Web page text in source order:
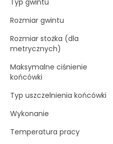
Rozmiar gwintu
Rozmiar stożka (dla
metrycznych)
Maksymalne ciśnienie
końcówki
Typ uszczelnienia końcówki
Wykonanie
Temperatura pracy